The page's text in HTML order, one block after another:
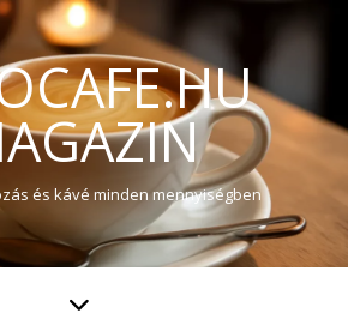
és kávé minden mennyiségben